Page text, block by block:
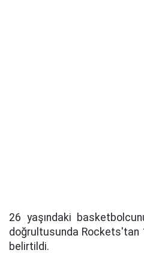
26 yaşındaki
doğrultusunda Rockets'tan
belirtildi.